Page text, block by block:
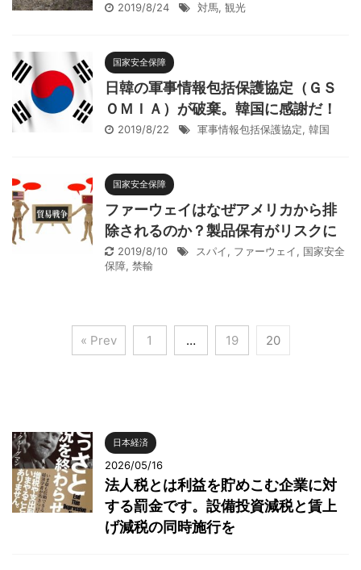
2019/8/24 対馬, 観光
国家安全保障
日韓の軍事情報包括保護協定（ＧＳ
ＯＭＩＡ）が破棄。韓国に感謝だ！
2019/8/22 軍事情報包括保護協定, 韓国
国家安全保障
ファーウェイはなぜアメリカから排
除されるのか？製品保有がリスクに
2019/8/10 スパイ, ファーウェイ, 国家安全
保障, 禁輸
« Prev 1 … 19 20
日本経済
2026/05/16
法人税とは利益を貯めこむ企業に対
する罰金です。設備投資減税と賃上
げ減税の同時施行を